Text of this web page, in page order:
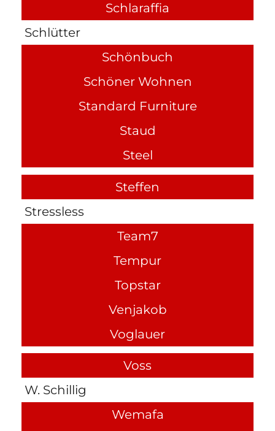
Schlaraffia
Schlütter
Schönbuch
Schöner Wohnen
Standard Furniture
Staud
Steel
Steffen
Stressless
Team7
Tempur
Topstar
Venjakob
Voglauer
Voss
W. Schillig
Wemafa